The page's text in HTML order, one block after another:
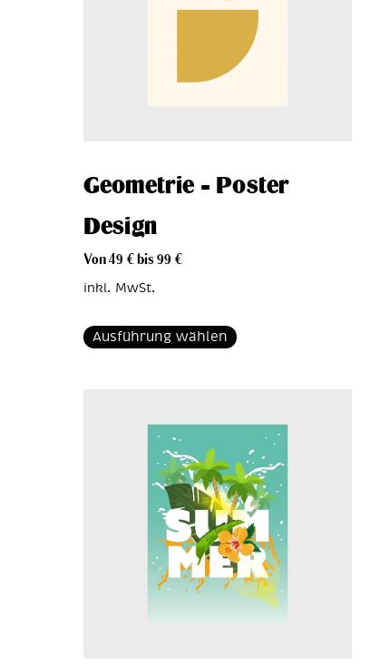
Geometrie – Poster
Design
Von49 €bis99 €
inkl. MwSt.
Ausführung wählen